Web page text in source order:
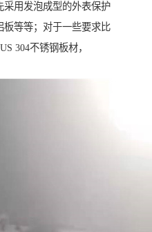
用发泡成型的外表保护
等等；对于一些要求比
304不锈钢板材，